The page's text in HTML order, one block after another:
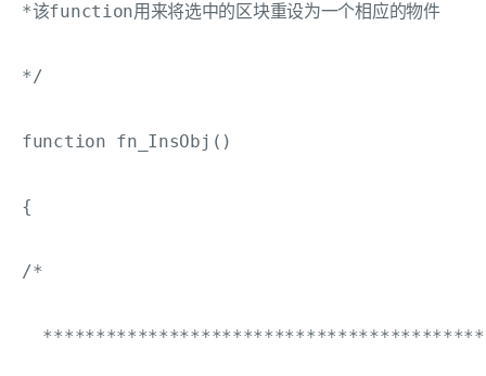
*该function用来将选中的区块重设为一个相应的物件
*/
function fn_InsObj()
{
/*
  ******************************************